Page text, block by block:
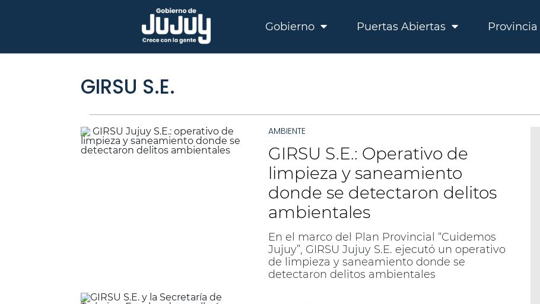
Gobierno Puertas Abiertas Provincia
GIRSU S.E.
AMBIENTE
GIRSU S.E.: Operativo de
limpieza y saneamiento
donde se detectaron delitos
ambientales
En el marco del Plan Provincial “Cuidemos
Jujuy”, GIRSU Jujuy S.E. ejecutó un operativo
de limpieza y saneamiento donde se
detectaron delitos ambientales